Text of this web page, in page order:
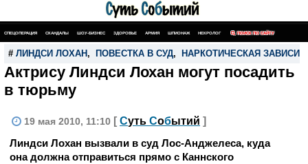
СПЕЦОПЕРАЦИЯ СКАНДАЛЫ ШОУ-БИЗНЕС ЗДОРОВЬЕ АРМИЯ ШПИОНАЖ НЕКРОЛОГ ПОИСК ПО САЙТУ
# ЛИНДСИ ЛОХАН , ПОВЕСТКА В СУД, НАРКОТИЧЕСКАЯ
Актрису Линдси Лохан могут посадить
в тюрьму
19 мая 2010, 11:10 [ Суть Событий ]
Линдси Лохан вызвали в суд Лос-Анджелеса, куда
она должна отправиться прямо с Каннского